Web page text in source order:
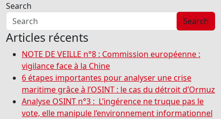
Search
Search
Articles récents
NOTE DE VEILLE n°8 : Commission européenne :
vigilance face à la Chine
6 étapes importantes pour analyser une crise
maritime grâce à l’OSINT : le cas du détroit d’Ormuz
Analyse OSINT n°3 : L’ingérence ne truque pas le
vote, elle manipule l’environnement informationnel